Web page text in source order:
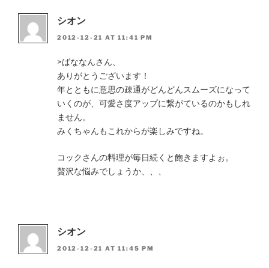
シオン
2012-12-21 AT 11:41 PM
>ばななんさん、
ありがとうございます！
年とともに意思の疎通がどんどんスムーズになって
いくのが、可愛さ度アップに繋がているのかもしれ
ません。
みくちゃんもこれからが楽しみですね。
コックさんの料理が毎日続くと飽きますよぉ。
贅沢な悩みでしょうか、、、
シオン
2012-12-21 AT 11:45 PM